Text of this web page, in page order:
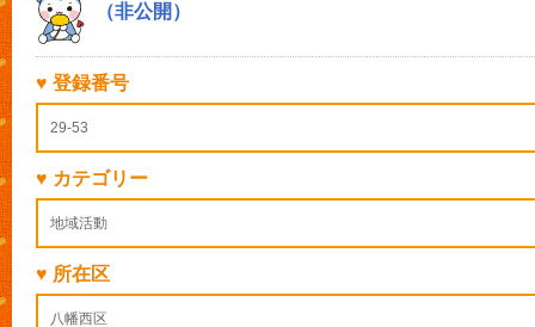
（非公開）
♥ 登録番号
29-53
♥ カテゴリー
地域活動
♥ 所在区
八幡西区